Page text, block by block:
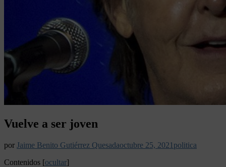
Vuelve a ser joven
por Jaime Benito Gutiérrez Quesadaoctubre 25, 2021 politica
Contenidos [ocultar]